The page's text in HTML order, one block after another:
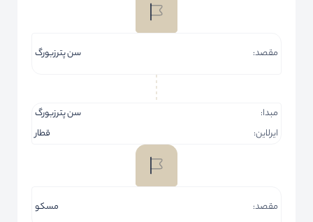
مقصد: سن پترزبورگ
مبدا:
سن پترزبورگ
ایرلاین:
قطار
مقصد: مسکو